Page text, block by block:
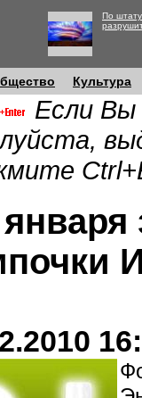
По
Культура
Если Вы